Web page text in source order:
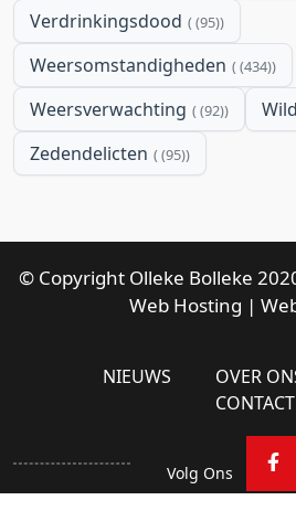
Verdrinkingsdood (95)
Weersomstandigheden (434)
Weersverwachting (92)
Zedendelicten (95)
© Copyright Olleke Bolleke
Web Hosting |
NIEUWS OVER
Volg Ons